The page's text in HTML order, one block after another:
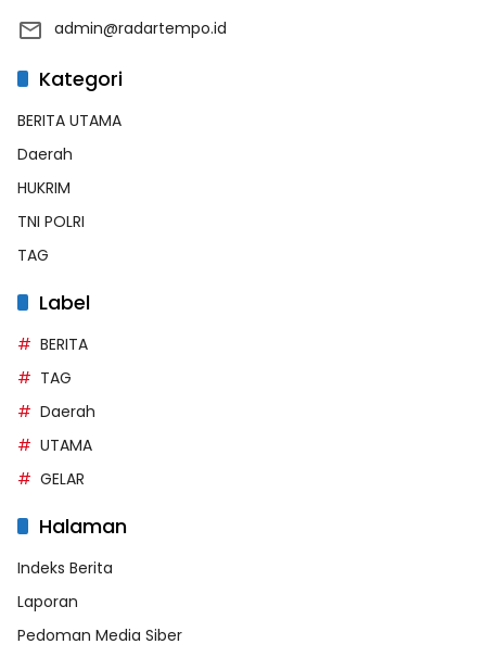
admin@radartempo.id
Kategori
BERITA UTAMA
Daerah
HUKRIM
TNI POLRI
TAG
Label
BERITA
TAG
Daerah
UTAMA
GELAR
Halaman
Indeks Berita
Laporan
Pedoman Media Siber